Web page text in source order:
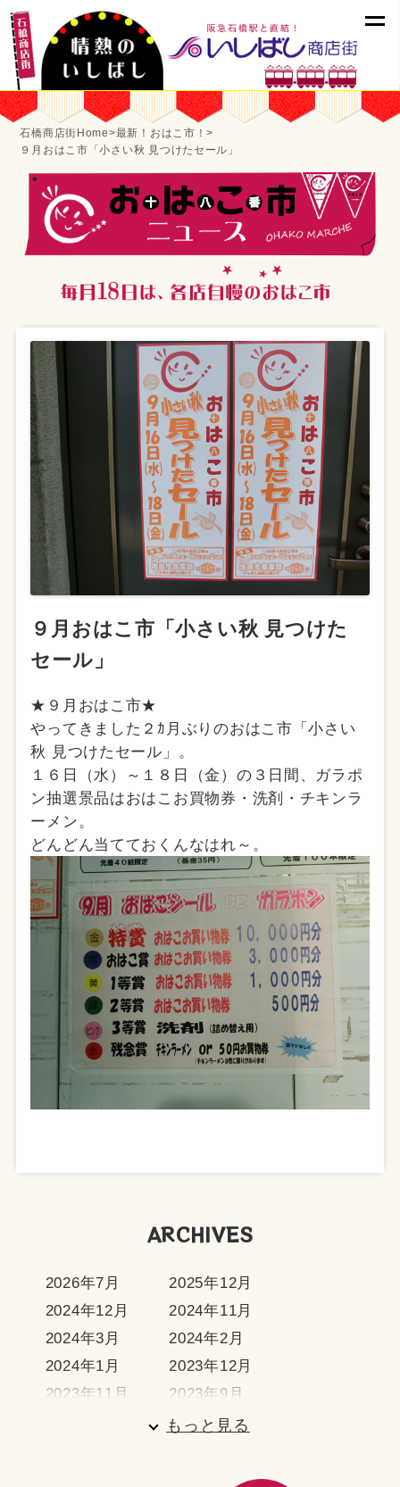
石橋商店街Home>最新！おはこ市！>
９月おはこ市「小さい秋 見つけたセール」
ARCHIVES
2026年7月
2025年12月
2024年12月
2024年11月
2024年3月
2024年2月
2024年1月
2023年12月
2023年11月
2023年9月
2023年6月
もっと見る
９月おはこ市「小さい秋 見つけた
セール」
★９月おはこ市★
やってきました２ｶ月ぶりのおはこ市「小さい
秋 見つけたセール」。
１６日（水）～１８日（金）の３日間、ガラポ
ン抽選景品はおはこお買物券・洗剤・チキンラ
ーメン。
どんどん当てておくんなはれ～。